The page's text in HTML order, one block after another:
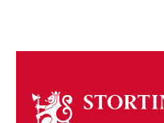
Om